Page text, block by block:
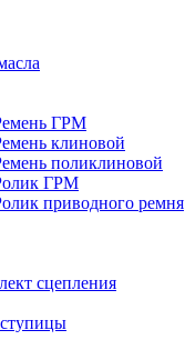
ГРМ
клиновой
поликлиновой
ГРМ
приводного ремня
сцепления